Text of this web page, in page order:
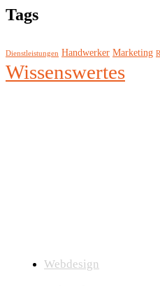
Tags
Dienstleistungen Handwerker Marketing
Wissenswertes
Webdesign